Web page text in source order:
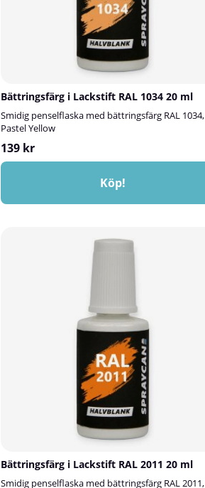
Bättringsfärg i Lackstift RAL 1034 20 ml
Smidig penselflaska med bättringsfärg RAL 1034,
Pastel Yellow
139 kr
Köp!
Bättringsfärg i Lackstift RAL 2011 20 ml
Smidig penselflaska med bättringsfärg RAL 2011,